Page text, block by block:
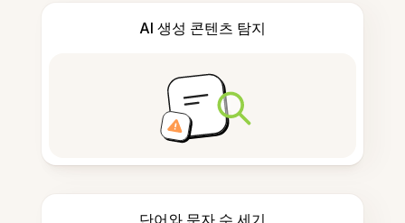
AI 생성 콘텐츠 탐지
단어와 문자 수 세기